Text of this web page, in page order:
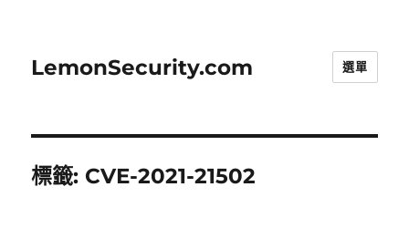
LemonSecurity.com 選單
標籤: CVE-2021-21502